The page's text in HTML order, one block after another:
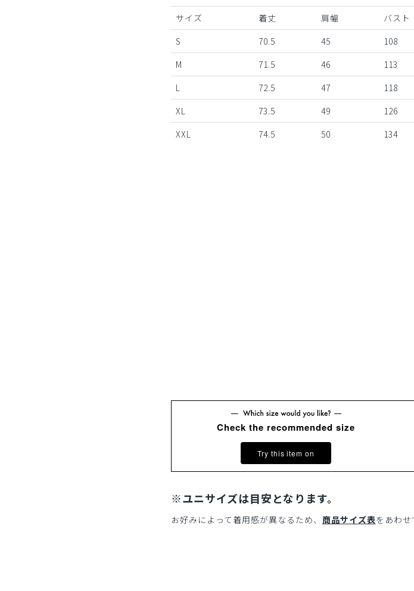
サイズ 着丈 肩幅 バスト
S
70.5 45 108
M
71.5 46 113
L
72.5 47 118
XL
73.5 49 126
XXL
74.5 50 134
Check the recommended size
Try this item on
※ユニサイズは目安となります。
お好みによって着用感が異なるため、 商品サイズ表をあわせ